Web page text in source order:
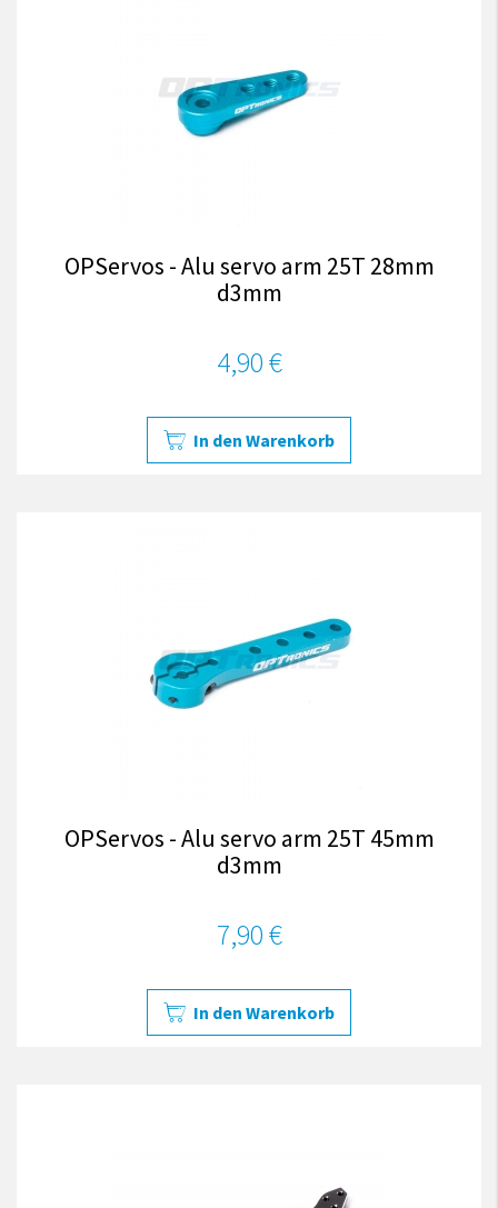
OPServos - Alu servo arm 25T 28mm
d3mm
4,90 €
In den Warenkorb
OPServos - Alu servo arm 25T 45mm
d3mm
7,90 €
In den Warenkorb